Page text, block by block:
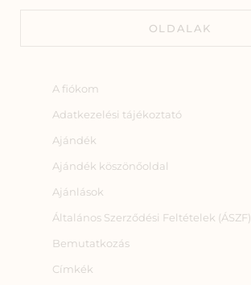
OLDALAK
A fiókom
Adatkezelési tájékoztató
Ajándék
Ajándék köszönőoldal
Ajánlások
Általános Szerződési Feltételek (ÁSZF)
Bemutatkozás
Címkék